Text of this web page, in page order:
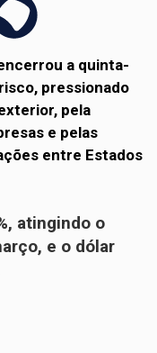
a quinta-
pressionado
pela
e pelas
entre Estados
atingindo o
e o dólar